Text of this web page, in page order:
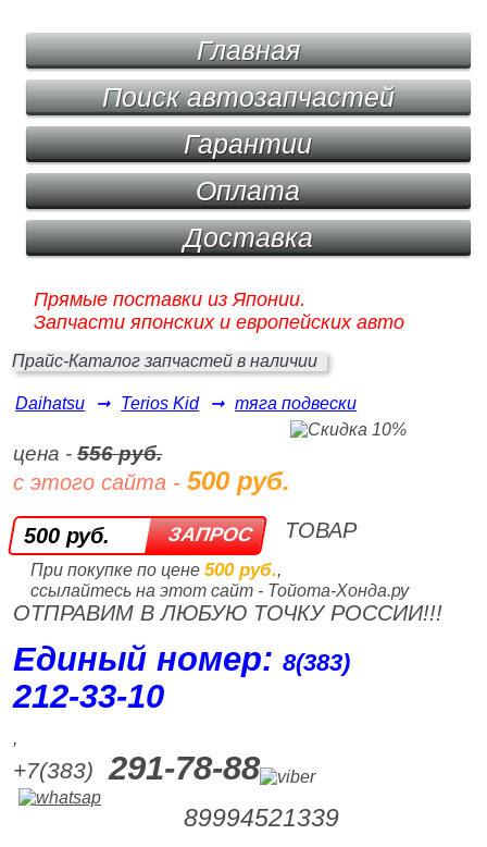
Главная
Поиск автозапчастей
Гарантии
Оплата
Доставка
Прямые поставки из Японии.
Запчасти японских и европейских авто
Прайс-Каталог запчастей в наличии
Daihatsu ➞ Terios Kid ➞ тяга подвески
цена -556 руб.
с этого сайта -500 руб.
500 руб.
При покупке по цене 500 руб.,
ссылайтесь на этот сайт - Тойота-Хонда.ру
ТОВАР
ОТПРАВИМ В ЛЮБУЮ ТОЧКУ РОССИИ!!!
Единый номер:8(383)
212‑33‑10
,
+7(383) 291-78-88
89994521339